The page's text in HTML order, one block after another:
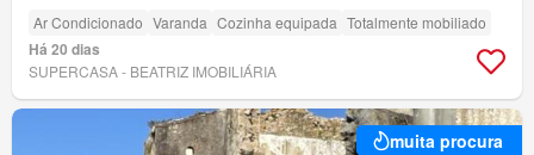
Ar Condicionado Varanda Cozinha equipada Totalmente mobiliado
Há 20 dias
SUPERCASA - BEATRIZ IMOBILIÁRIA
muita procura